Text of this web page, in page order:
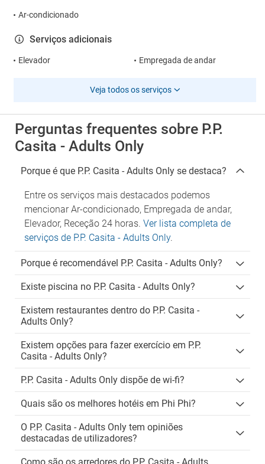
Ar-condicionado
Serviços adicionais
Elevador Empregada de andar
Veja todos os serviços
Perguntas frequentes sobre P.P.
Casita - Adults Only
Porque é que P.P. Casita - Adults Only se destaca?
Entre os serviços mais destacados podemos
mencionar Ar-condicionado, Empregada de andar,
Elevador, Receção 24 horas. Ver lista completa de
serviços de P.P. Casita - Adults Only.
Porque é recomendável P.P. Casita - Adults Only?
Existe piscina no P.P. Casita - Adults Only?
Existem restaurantes dentro do P.P. Casita -
Adults Only?
Existem opções para fazer exercício em P.P.
Casita - Adults Only?
P.P. Casita - Adults Only dispõe de wi-fi?
Quais são os melhores hotéis em Phi Phi?
O P.P. Casita - Adults Only tem opiniões
destacadas de utilizadores?